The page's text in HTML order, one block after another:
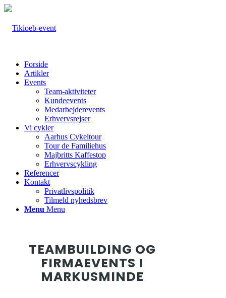
Forside
Artikler
Events
Team-aktiviteter
Kundeevents
Medarbejderevents
Erhvervsrejser
Vi cykler
Aarhus Cykeltour
Tour de Familiehus
Majbritts Kaffestop
Erhvervscykling
Referencer
Kontakt
Privatlivspolitik
Tilmeld nyhedsbrev
Menu Menu
TEAMBUILDING OG
FIRMAEVENTS I
MARKUSMINDE